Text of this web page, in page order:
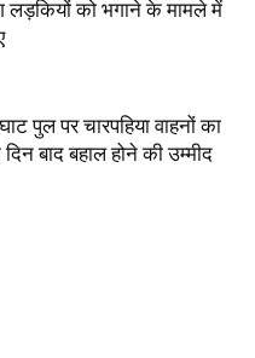
लड़कियों को भगाने के मामले में
पुल पर चारपहिया वाहनों का
बाद बहाल होने की उम्मीद